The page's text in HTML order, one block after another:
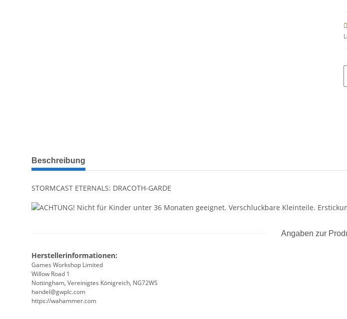
weitere Registerkarten anzeigen
Beschreibung
STORMCAST ETERNALS: DRACOTH-GARDE
Angaben zur
Herstellerinformationen:
Games Workshop Limited
Willow Road 1
Nottingham, Vereinigtes Königreich, NG72WS
handel@gwplc.com
https://wahammer.com